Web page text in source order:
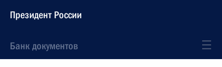
Президент России
Банк документов